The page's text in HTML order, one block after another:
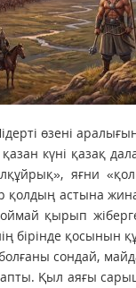
өзені
қазан күні қазақ
яғни
астына
қоймай қырып
бірінде қосынын
сондай,
Қыл аяғы